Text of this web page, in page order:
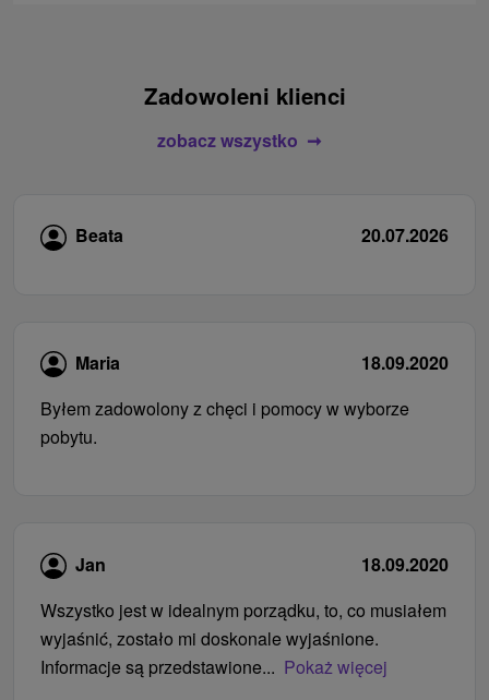
Zadowoleni klienci
zobacz wszystko
Beata 20.07.2026
Maria
18.09.2020
Byłem zadowolony z chęci i pomocy w wyborze
pobytu.
Jan
18.09.2020
Wszystko jest w idealnym porządku, to, co musiałem
wyjaśnić, zostało mi doskonale wyjaśnione.
Informacje są przedstawione... Pokaż więcej